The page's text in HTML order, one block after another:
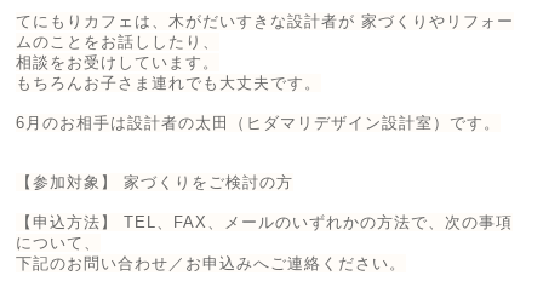
てにもりカフェは、木がだいすきな設計者が 家づくりやリフォー
ムのことをお話ししたり、
相談をお受けしています。
もちろんお子さま連れでも大丈夫です。
6月のお相手は設計者の太田（ヒダマリデザイン設計室）です。
【参加対象】 家づくりをご検討の方
【申込方法】 TEL、FAX、メールのいずれかの方法で、次の事項
について、
下記のお問い合わせ／お申込みへご連絡ください。